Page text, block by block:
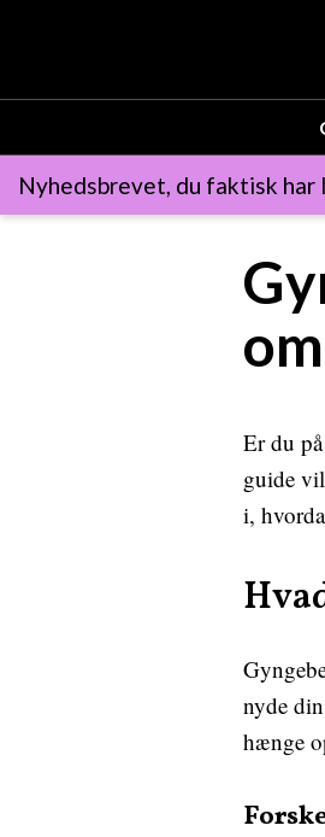
Nyhedsbrevet, du faktisk
Er du
guide
i,
nyde
hænge